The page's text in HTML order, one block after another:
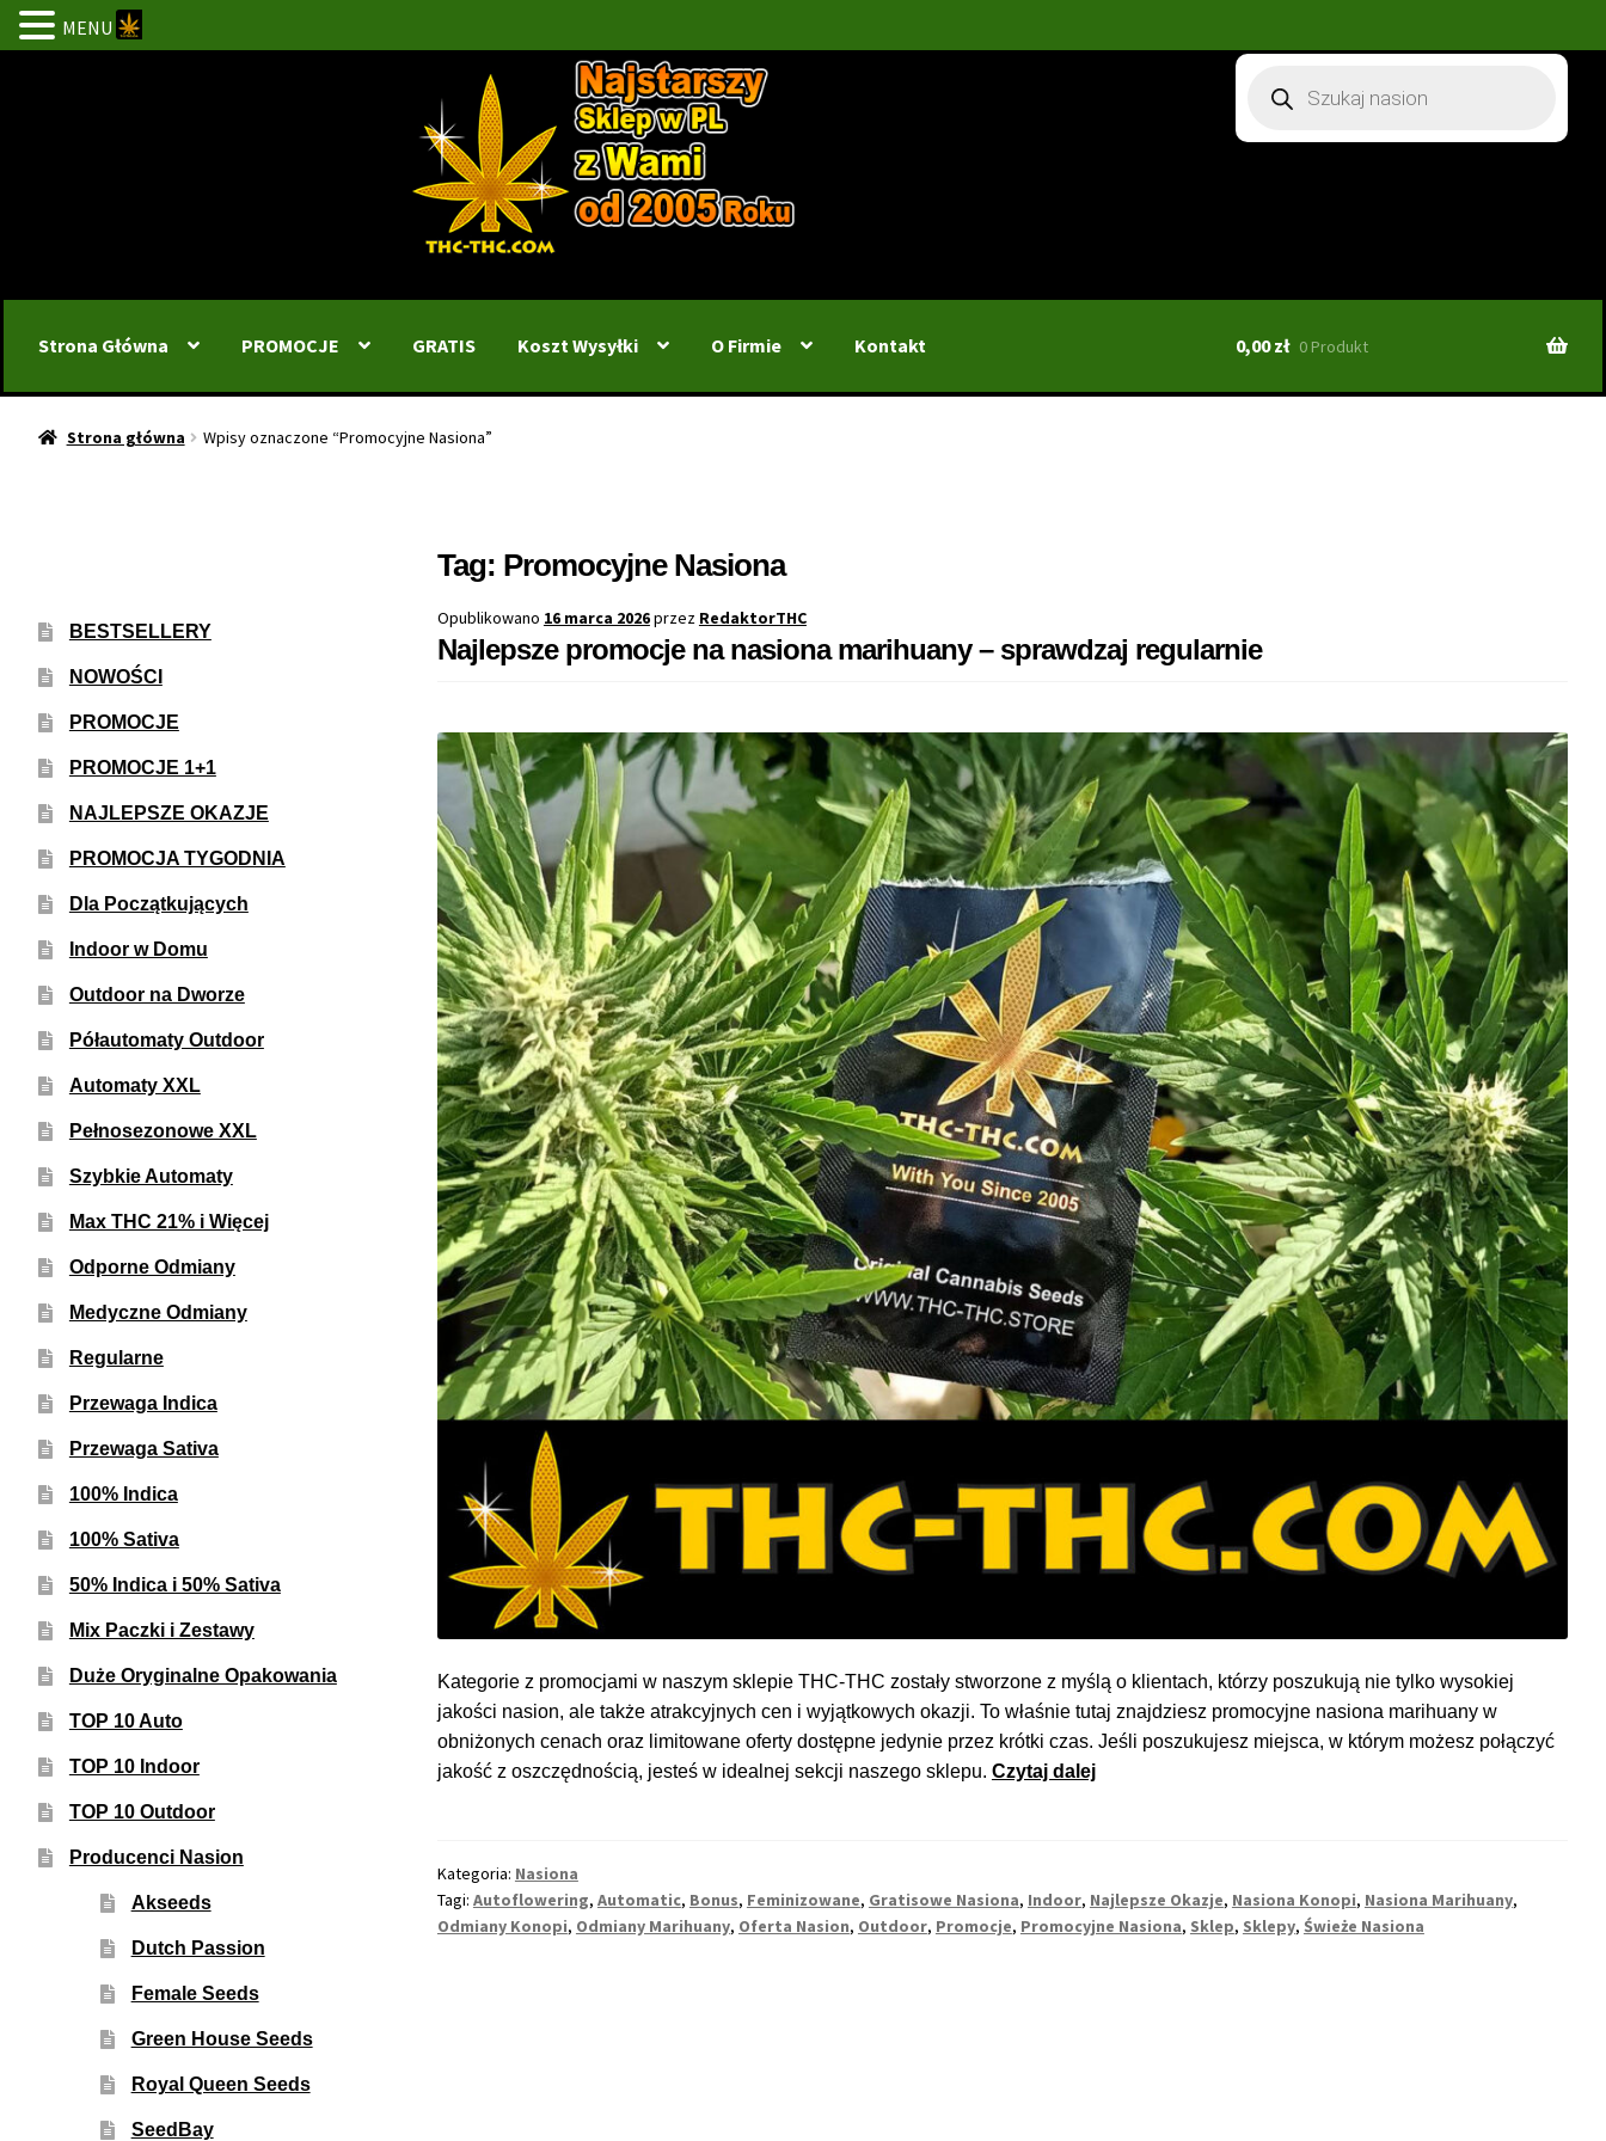
produktów
Strona Główna PROMOCJE GRATIS Koszt Wysyłki O Firmie Kontakt 0,00zł 0 Produkt
Strona główna Wpisy oznaczone “Promocyjne Nasiona”
Tag: Promocyjne Nasiona
Opublikowano 16 marca 2026przez RedaktorTHC
Najlepsze promocje na nasiona marihuany – sprawdzaj regularnie
Kategorie z promocjami w naszym sklepie THC-THC zostały stworzone z myślą o klientach, którzy poszukują nie tylko wysokiej
jakości nasion, ale także atrakcyjnych cen i wyjątkowych okazji. To właśnie tutaj znajdziesz promocyjne nasiona marihuany w
obniżonych cenach oraz limitowane oferty dostępne jedynie przez krótki czas. Jeśli poszukujesz miejsca, w którym możesz połączyć
jakość z oszczędnością, jesteś w idealnej sekcji naszego sklepu. Czytaj dalejNajlepsze
marihuany
–
Kategoria: Nasiona
Tagi: Autoflowering, Automatic, Bonus, Feminizowane, Gratisowe Nasiona, Indoor, Najlepsze Okazje, Nasiona Konopi, Nasiona Marihuany,
Odmiany Konopi, Odmiany Marihuany, Oferta Nasion, Outdoor, Promocje, Promocyjne Nasiona, Sklep, Sklepy, Świeże Nasiona
BESTSELLERY
NOWOŚCI
PROMOCJE
PROMOCJE 1+1
NAJLEPSZE OKAZJE
PROMOCJA TYGODNIA
Dla Początkujących
Indoor w Domu
Outdoor na Dworze
Półautomaty Outdoor
Automaty XXL
Pełnosezonowe XXL
Szybkie Automaty
Max THC 21% i Więcej
Odporne Odmiany
Medyczne Odmiany
Regularne
Przewaga Indica
Przewaga Sativa
100% Indica
100% Sativa
50% Indica i 50% Sativa
Mix Paczki i Zestawy
Duże Oryginalne Opakowania
TOP 10 Auto
TOP 10 Indoor
TOP 10 Outdoor
Producenci Nasion
Akseeds
Dutch Passion
Female Seeds
Green House Seeds
Royal Queen Seeds
SeedBay
MENU